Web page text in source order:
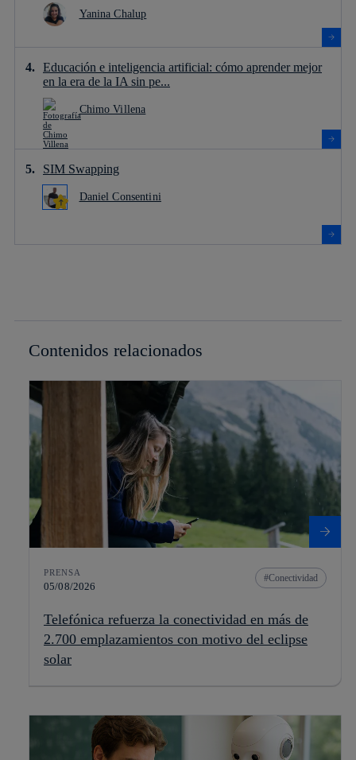
Yanina Chalup
Educación e inteligencia artificial: cómo aprender mejor
en la era de la IA sin pe...
Chimo Villena
SIM Swapping
Daniel Consentini
Contenidos relacionados
PRENSA
05/08/2026
Conectividad
Telefónica refuerza la conectividad en más de
2.700 emplazamientos con motivo del eclipse
solar